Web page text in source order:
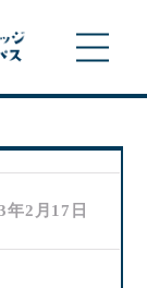
年2月17日